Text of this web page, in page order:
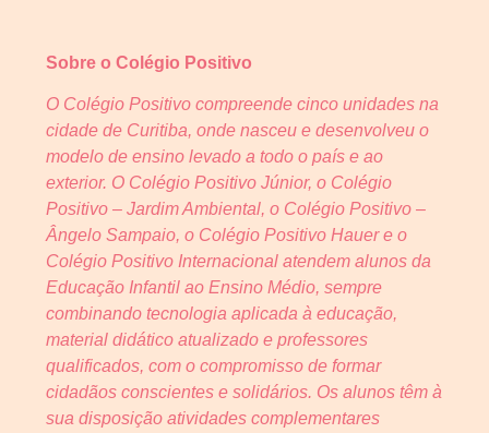
Sobre o Colégio Positivo
O Colégio Positivo compreende cinco unidades na
cidade de Curitiba, onde nasceu e desenvolveu o
modelo de ensino levado a todo o país e ao
exterior. O Colégio Positivo Júnior, o Colégio
Positivo – Jardim Ambiental, o Colégio Positivo –
Ângelo Sampaio, o Colégio Positivo Hauer e o
Colégio Positivo Internacional atendem alunos da
Educação Infantil ao Ensino Médio, sempre
combinando tecnologia aplicada à educação,
material didático atualizado e professores
qualificados, com o compromisso de formar
cidadãos conscientes e solidários. Os alunos têm à
sua disposição atividades complementares